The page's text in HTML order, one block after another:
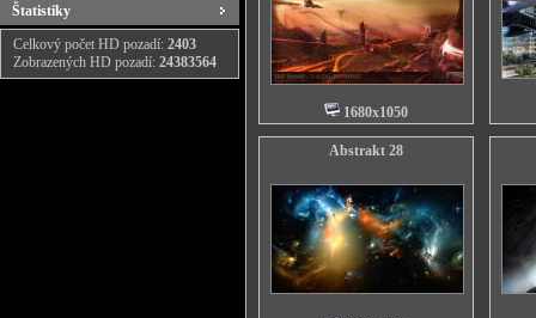
Štatistiky
Celkový počet HD pozadí: 2403
Zobrazených HD pozadí: 24383564
1680x1050
Abstrakt 28